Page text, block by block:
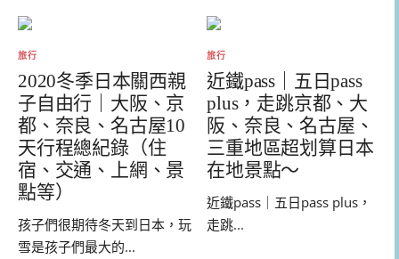
旅行
2020冬季日本關西親
子自由行｜大阪、京
都、奈良、名古屋10
天行程總紀錄（住
宿、交通、上網、景
點等）
孩子們很期待冬天到日本，玩
雪是孩子們最大的...
旅行
近鐵pass｜五日pass
plus，走跳京都、大
阪、奈良、名古屋、
三重地區超划算日本
在地景點～
近鐵pass｜五日pass plus，
走跳...